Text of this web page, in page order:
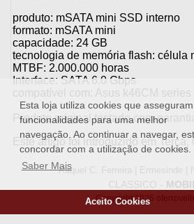
Esta loja utiliza cookies que asseguram
funcionalidades para uma melhor
navegação. Ao continuar a navegar,
concordar com a utilização de cookies.
Saber Mais
Aceito Cookies
produto: mSATA mini SSD interno
formato: mSATA mini
capacidade: 24 GB
tecnologia de memória flash: célula
MTBF: 2.000.000 horas
Interface: SATA 6.0 Gbps
compatível com: Asus k46CM series
Produto original testado com
Este artigo foi introduzido em Terça,
Raquel C. Ferreira | Ermesinde |
CLASSICO -
Copyright 2026